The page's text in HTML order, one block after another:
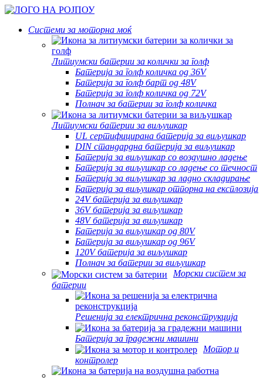
Системи за моторна моќ
Литиумски батерии за колички за голф
Батерија за голф количка од 36V
Батерија за голф барт од 48V
Батерија за голф количка од 72V
Полнач за батерии за голф количка
Литиумски батерии за виљушкар
UL сертифицирана батерија за виљушкар
DIN стандардна батерија за виљушкар
Батерија за виљушкар со воздушно ладење
Батерија за виљушкар со ладење со течност
Батерија за виљушкар за ладно складирање
Батерија за виљушкар отпорна на експлозија
24V батерија за виљушкар
36V батерија за виљушкар
48V батерија за виљушкар
Батерија за виљушкар од 80V
Батерија за виљушкар од 96V
120V батерија за виљушкар
Полнач за батерии за виљушкар
Морски систем за
батерии
Решенија за електрична реконструкција
Батерија за градежни машини
Мотор и
контролер